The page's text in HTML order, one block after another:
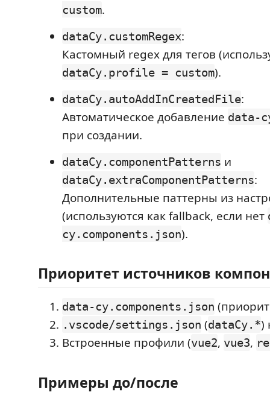
custom.
dataCy.customRegex:
Кастомный regex для тегов
dataCy.profile = custom).
dataCy.autoAddInCreatedFile:
Автоматическое добавление data-
при создании.
dataCy.componentPatterns и
dataCy.extraComponentPatterns:
Дополнительные паттерны из
(используются как fallback, если нет
cy.components.json).
Приоритет источников
data-cy.components.json
.vscode/settings.json (dataCy.*)
Встроенные профили (vue2, vue3,
Примеры до/после